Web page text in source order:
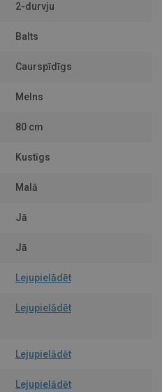
2-durvju
Balts
Caurspīdīgs
Melns
80 cm
Kustīgs
Malā
Jā
Jā
Lejupielādēt
Lejupielādēt
Lejupielādēt
Lejupielādēt